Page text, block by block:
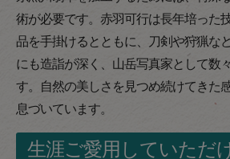
術が必要です。赤羽可行は長年培った
品を手掛けるとともに、刀剣や狩猟な
にも造詣が深く、山岳写真家として数
す。自然の美しさを見つめ続けてきた
息づいています。
生涯ご愛用していただ